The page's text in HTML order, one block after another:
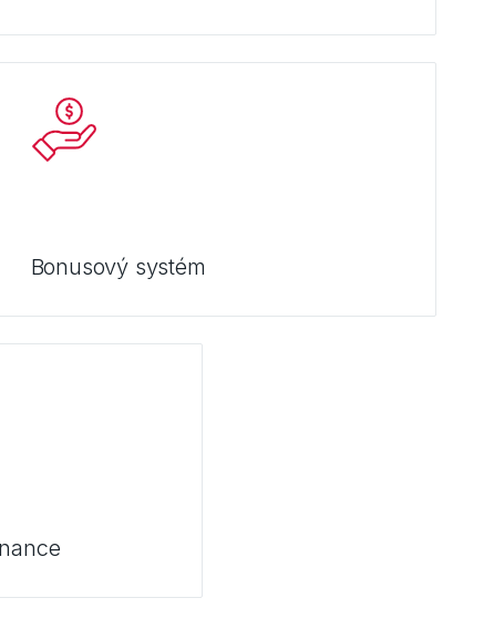
Bonusový systém